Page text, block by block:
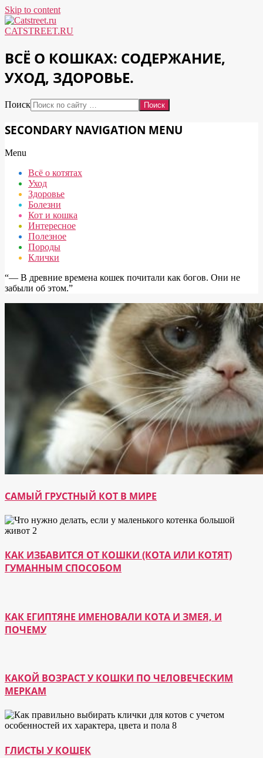
Skip to content
CATSTREET.RU
ВСЁ О КОШКАХ: СОДЕРЖАНИЕ,
УХОД, ЗДОРОВЬЕ.
Поиск
SECONDARY NAVIGATION MENU
Menu
Всё о котятах
Уход
Здоровье
Болезни
Кот и кошка
Интересное
Полезное
Породы
Клички
“― В древние времена кошек почитали как богов. Они не
забыли об этом.”
САМЫЙ ГРУСТНЫЙ КОТ В МИРЕ
КАК ИЗБАВИТСЯ ОТ КОШКИ (КОТА ИЛИ КОТЯТ)
ГУМАННЫМ СПОСОБОМ
КАК ЕГИПТЯНЕ ИМЕНОВАЛИ КОТА И ЗМЕЯ, И
ПОЧЕМУ
КАКОЙ ВОЗРАСТ У КОШКИ ПО ЧЕЛОВЕЧЕСКИМ
МЕРКАМ
ГЛИСТЫ У КОШЕК